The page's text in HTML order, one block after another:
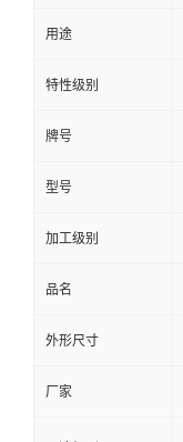
用途
特性级别
牌号
型号
加工级别
品名
外形尺寸
厂家